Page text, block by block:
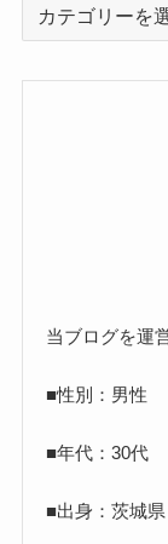
当ブログを運
■性別：男性
■年代：30代
■出身：茨城県